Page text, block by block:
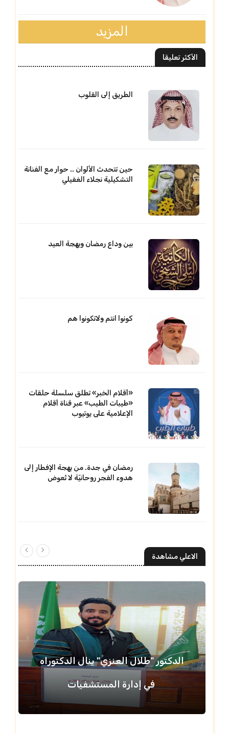
المزيد
الأكثر تعليقا
الطريق إلى القلوب
حين تتحدث الألوان .. حوار مع الفنانة
التشكيلية نجلاء الغفيلي
بين وداع رمضان وبهجة العيد
كونوا انتم ولاتكونوا هم
«أقلام الخبر» تطلق سلسلة حلقات
«طيبات الطيب» عبر قناة أقلام
الإعلامية على يوتيوب
رمضان في جدة. من بهجة الإفطار إلى
هدوء الفجر روحانيّة لا تُعوض
الاعلي مشاهدة
الدكتور "طلال العنزي" ينال الدكتوراه
في إدارة المستشفيات